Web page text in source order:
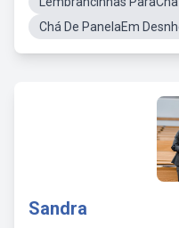
Chá De PanelaEm
Sandra